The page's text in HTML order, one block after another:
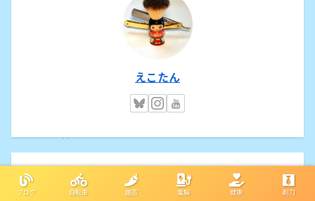
えこたん
まず、練習開始から今日までを振り返ってみまし
ブログ 自転車 園芸 電脳 健康 剃刀